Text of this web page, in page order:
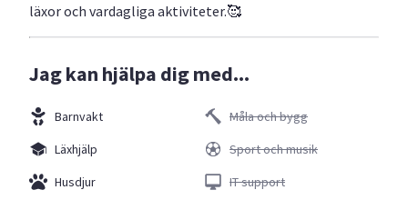
läxor och vardagliga aktiviteter.🥰
Jag kan hjälpa dig med...
Barnvakt
Läxhjälp
Husdjur
Måla och bygg
Sport och musik
IT support